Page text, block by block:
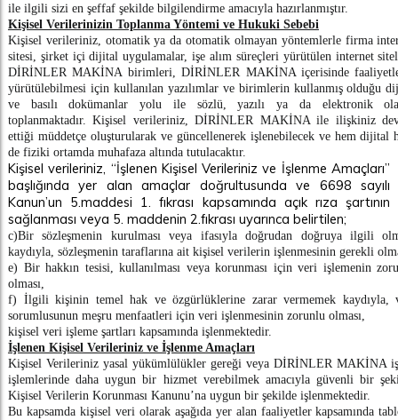
ile ilgili sizi en şeffaf şekilde bilgilendirme amacıyla hazırlanmıştır.
Kişisel Verilerinizin Toplanma Yöntemi ve Hukuki Sebebi
Kişisel verileriniz, otomatik ya da otomatik olmayan yöntemlerle firma
sitesi, şirket içi dijital uygulamalar, işe alım süreçleri yürütülen internet
DİRİNLER MAKİNA birimleri, DİRİNLER MAKİNA içerisinde
yürütülebilmesi için kullanılan yazılımlar ve birimlerin kullanmış olduğu
ve basılı dokümanlar yolu ile sözlü, yazılı ya da elektronik
toplanmaktadır. Kişisel verileriniz, DİRİNLER MAKİNA ile ilişkiniz
ettiği müddetçe oluşturularak ve güncellenerek işlenebilecek ve hem dijital
de fiziki ortamda muhafaza altında tutulacaktır.
Kişisel verileriniz, “İşlenen Kişisel Verileriniz ve İşlenme Amaçları”
başlığında yer alan amaçlar doğrultusunda ve 6698 sayılı
Kanun’un 5.maddesi 1. fıkrası kapsamında açık rıza şartının
sağlanması veya 5. maddenin 2.fıkrası uyarınca belirtilen;
c)Bir sözleşmenin kurulması veya ifasıyla doğrudan doğruya ilgili
kaydıyla, sözleşmenin taraflarına ait kişisel verilerin işlenmesinin gerekli
e) Bir hakkın tesisi, kullanılması veya korunması için veri işlemenin
olması,
f) İlgili kişinin temel hak ve özgürlüklerine zarar vermemek kaydıyla,
sorumlusunun meşru menfaatleri için veri işlenmesinin zorunlu olması,
kişisel veri işleme şartları kapsamında işlenmektedir.
İşlenen Kişisel Verileriniz ve İşlenme Amaçları
Kişisel Verileriniz yasal yükümlülükler gereği veya DİRİNLER MAKİNA
işlemlerinde daha uygun bir hizmet verebilmek amacıyla güvenli bir
Kişisel Verilerin Korunması Kanunu’na uygun bir şekilde işlenmektedir.
Bu kapsamda kişisel veri olarak aşağıda yer alan faaliyetler kapsamında